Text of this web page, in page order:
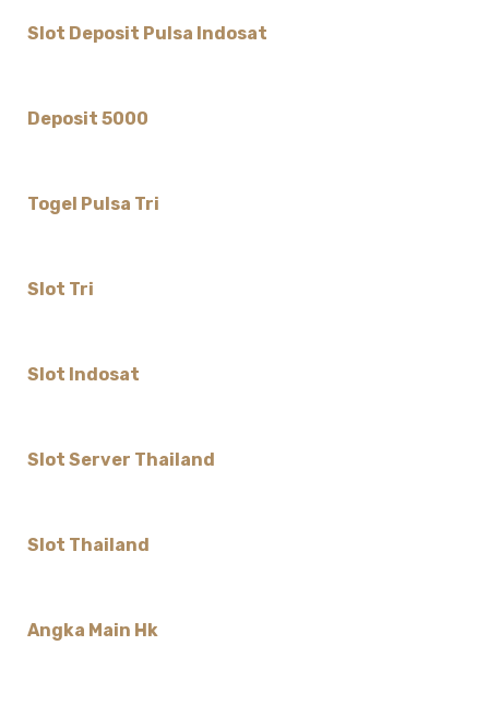
Slot Deposit Pulsa Indosat
Deposit 5000
Togel Pulsa Tri
Slot Tri
Slot Indosat
Slot Server Thailand
Slot Thailand
Angka Main Hk